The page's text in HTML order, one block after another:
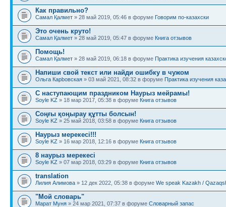
Как правильно?
Самал Қалмет » 28 май 2019, 05:46 в форуме Говорим по-казахски
Это очень круто!
Самал Қалмет » 28 май 2019, 05:47 в форуме Книга отзывов
Помощь!
Самал Қалмет » 28 май 2019, 06:18 в форуме Практика изучения
Напиши свой текст или найди ошибку в чужом
Ольга Карbовская » 03 май 2021, 08:32 в форуме Практика изучения
С наступающим праздником Наурыз мейрамы!
Soyle KZ » 18 мар 2017, 05:38 в форуме Книга отзывов
Соңғы қоңырау құтты болсын!
Soyle KZ » 25 май 2018, 03:58 в форуме Книга отзывов
Наурыз мерекесі!!!
Soyle KZ » 16 мар 2018, 12:16 в форуме Книга отзывов
8 наурыз мерекесі
Soyle KZ » 07 мар 2018, 03:29 в форуме Книга отзывов
translation
Лилия Алимова » 12 дек 2022, 05:38 в форуме We speak Kazakh /
"Мой словарь"
Марат Муня » 24 мар 2021, 07:37 в форуме Словарный запас